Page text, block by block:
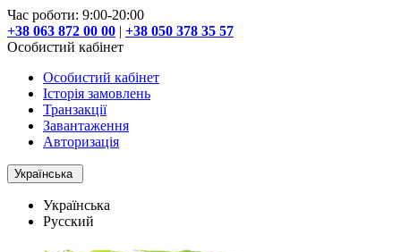
Час роботи: 9:00-20:00
+38 063 872 00 00 | +38 050 378 35 57
Особистий кабінет
Особистий кабінет
Історія замовлень
Транзакції
Завантаження
Авторизація
Українська
Українська
Русский